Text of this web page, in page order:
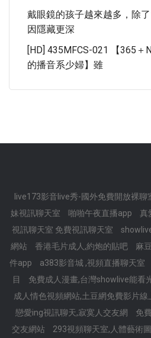
戴眼鏡的孩子越來越多，除
因隱藏更深
[HD] 435MFCS-021 【365
的播音系少婦】雖
live173影音live秀-國外免費開放裸聊
妹視訊聊天室
啪啪午夜直播app 真
視訊聊天室 免費視訊聊天室
網站
香港毛片成人,約炮的貼吧
麻
件app
a383影音城 ,視頻直播聊天室
目
免費成人漫畫,台灣showlive能看
成人情色視頻網站,土豆網免費影片線
戀愛ing視訊聊天,寂寞人交友網
免
交友網站
293視頻聊天室,人體藝術